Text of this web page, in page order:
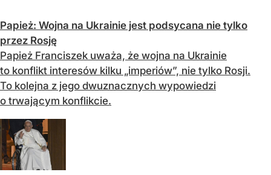
Papież: Wojna na Ukrainie jest podsycana nie tylko
przez Rosję
Papież Franciszek uważa, że ​​wojna na Ukrainie
to konflikt interesów kilku „imperiów”, nie tylko Rosji.
To kolejna z jego dwuznacznych wypowiedzi
o trwającym konflikcie.